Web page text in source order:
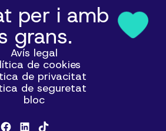
per i amb
grans.
Avís legal
de cookies
de privacitat
de seguretat
bloc